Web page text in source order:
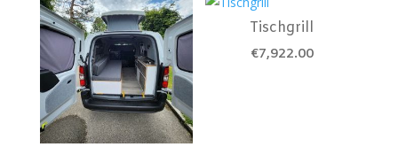
Tischgrill
€7,922.00